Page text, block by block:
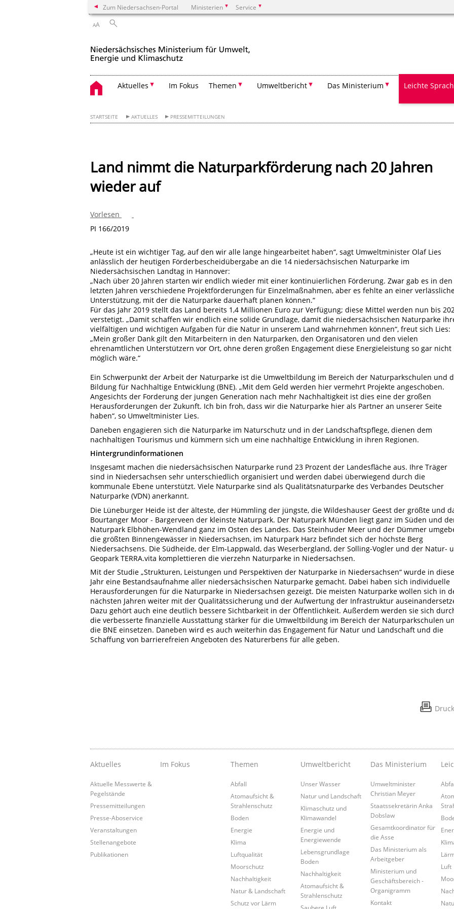
Zum Niedersachsen-Portal Ministerien Service
AA
Aktuelles Im Fokus Themen Umweltbericht Das Ministerium Leichte
STARTSEITE AKTUELLES PRESSEMITTEILUNGEN
Land nimmt die Naturparkförderung nach 20 Jahren
wieder auf
Vorlesen
PI 166/2019
„Heute ist ein wichtiger Tag, auf den wir alle lange hingearbeitet haben“, sagt Umweltminister Olaf Lies
anlässlich der heutigen Förderbescheidübergabe an die 14 niedersächsischen Naturparke im
Niedersächsischen Landtag in Hannover:
„Nach über 20 Jahren starten wir endlich wieder mit einer kontinuierlichen Förderung. Zwar gab es in den
letzten Jahren verschiedene Projektförderungen für Einzelmaßnahmen, aber es fehlte an einer
Unterstützung, mit der die Naturparke dauerhaft planen können.“
Für das Jahr 2019 stellt das Land bereits 1,4 Millionen Euro zur Verfügung; diese Mittel werden nun bis
verstetigt. „Damit schaffen wir endlich eine solide Grundlage, damit die niedersächsischen Naturparke
vielfältigen und wichtigen Aufgaben für die Natur in unserem Land wahrnehmen können“, freut sich Lies:
„Mein großer Dank gilt den Mitarbeitern in den Naturparken, den Organisatoren und den vielen
ehrenamtlichen Unterstützern vor Ort, ohne deren großen Engagement diese Energieleistung so gar nicht
möglich wäre.“
Ein Schwerpunkt der Arbeit der Naturparke ist die Umweltbildung im Bereich der Naturparkschulen und
Bildung für Nachhaltige Entwicklung (BNE). „Mit dem Geld werden hier vermehrt Projekte angeschoben.
Angesichts der Forderung der jungen Generation nach mehr Nachhaltigkeit ist dies eine der großen
Herausforderungen der Zukunft. Ich bin froh, dass wir die Naturparke hier als Partner an unserer Seite
haben“, so Umweltminister Lies.
Daneben engagieren sich die Naturparke im Naturschutz und in der Landschaftspflege, dienen dem
nachhaltigen Tourismus und kümmern sich um eine nachhaltige Entwicklung in ihren Regionen.
Hintergrundinformationen
Insgesamt machen die niedersächsischen Naturparke rund 23 Prozent der Landesfläche aus. Ihre Träger
sind in Niedersachsen sehr unterschiedlich organisiert und werden dabei überwiegend durch die
kommunale Ebene unterstützt. Viele Naturparke sind als Qualitätsnaturparke des Verbandes Deutscher
Naturparke (VDN) anerkannt.
Die Lüneburger Heide ist der älteste, der Hümmling der jüngste, die Wildeshauser Geest der größte und
Bourtanger Moor - Bargerveen der kleinste Naturpark. Der Naturpark Münden liegt ganz im Süden und
Naturpark Elbhöhen-Wendland ganz im Osten des Landes. Das Steinhuder Meer und der Dümmer
die größten Binnengewässer in Niedersachsen, im Naturpark Harz befindet sich der höchste Berg
Niedersachsens. Die Südheide, der Elm-Lappwald, das Weserbergland, der Solling-Vogler und der Natur-
Geopark TERRA.vita komplettieren die vierzehn Naturparke in Niedersachsen.
Mit der Studie „Strukturen, Leistungen und Perspektiven der Naturparke in Niedersachsen“ wurde in
Jahr eine Bestandsaufnahme aller niedersächsischen Naturparke gemacht. Dabei haben sich individuelle
Herausforderungen für die Naturparke in Niedersachsen gezeigt. Die meisten Naturparke wollen sich in
nächsten Jahren weiter mit der Qualitätssicherung und der Aufwertung der Infrastruktur
Dazu gehört auch eine deutlich bessere Sichtbarkeit in der Öffentlichkeit. Außerdem werden sie sich
die verbesserte finanzielle Ausstattung stärker für die Umweltbildung im Bereich der Naturparkschulen
die BNE einsetzen. Daneben wird es auch weiterhin das Engagement für Natur und Landschaft und die
Schaffung von barrierefreien Angeboten des Naturerbens für alle geben.
Aktuelles
Aktuelle Messwerte &
Pegelstände
Pressemitteilungen
Presse-Aboservice
Veranstaltungen
Stellenangebote
Publikationen
Im Fokus Themen
Abfall
Atomaufsicht &
Strahlenschutz
Boden
Energie
Klima
Luftqualität
Moorschutz
Nachhaltigkeit
Natur & Landschaft
Schutz vor Lärm
Umweltbericht
Unser Wasser
Natur und Landschaft
Klimaschutz und
Klimawandel
Energie und
Energiewende
Lebensgrundlage
Boden
Nachhaltigkeit
Atomaufsicht &
Strahlenschutz
Das Ministerium
Umweltminister
Christian Meyer
Staatssekretärin Anka
Dobslaw
Gesamtkoordinator für
die Asse
Das Ministerium als
Arbeitgeber
Ministerium und
Geschäftsbereich -
Organigramm
Kontakt
Luft